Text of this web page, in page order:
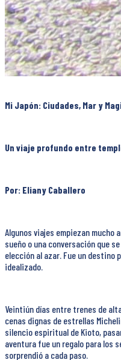
Mi Japón: Ciudades, Mar y
Un viaje profundo entre
Por: Eliany Caballero
Algunos viajes empiezan mucho
sueño o una conversación que
elección al azar. Fue un destino
idealizado.
Veintiún días entre trenes de
cenas dignas de estrellas
silencio espiritual de Kioto,
aventura fue un regalo para los
sorprendió a cada paso.